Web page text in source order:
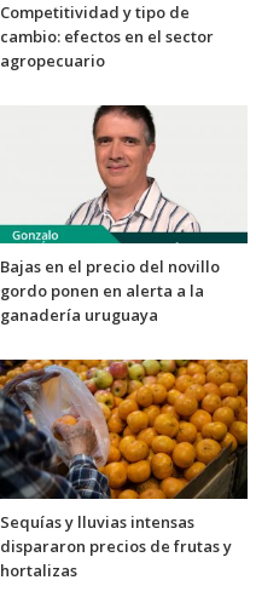
Competitividad y tipo de
cambio: efectos en el sector
agropecuario
Bajas en el precio del novillo
gordo ponen en alerta a la
ganadería uruguaya
Sequías y lluvias intensas
dispararon precios de frutas y
hortalizas